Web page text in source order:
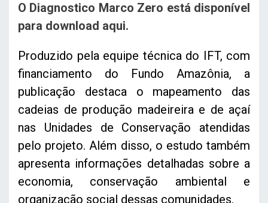
O Diagnostico Marco Zero está disponível
para download aqui.
Produzido pela equipe técnica do IFT, com
financiamento do Fundo Amazônia, a
publicação destaca o mapeamento das
cadeias de produção madeireira e de açaí
nas Unidades de Conservação atendidas
pelo projeto. Além disso, o estudo também
apresenta informações detalhadas sobre a
economia, conservação ambiental e
organização social dessas comunidades.